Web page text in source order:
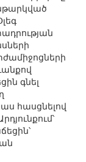
գնել
հասցնելով